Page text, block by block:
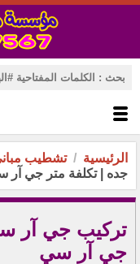
الرئيسية تشطيب
جده | تكلفة متر جي آر
تركيب جي آر
جي آر سي